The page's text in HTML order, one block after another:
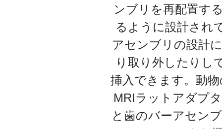
ンブリを再配置す
るように設計され
アセンブリの設計
り取り外したりし
挿入できます。動
MRIラットアダプ
と歯のバーアセン